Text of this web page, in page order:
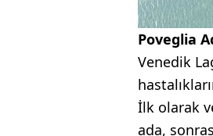
Poveglia
Venedik
İlk olarak
ada,